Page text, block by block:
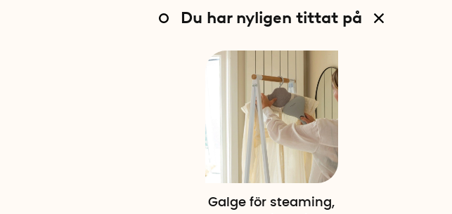
Du har nyligen tittat på
Galge för steaming,